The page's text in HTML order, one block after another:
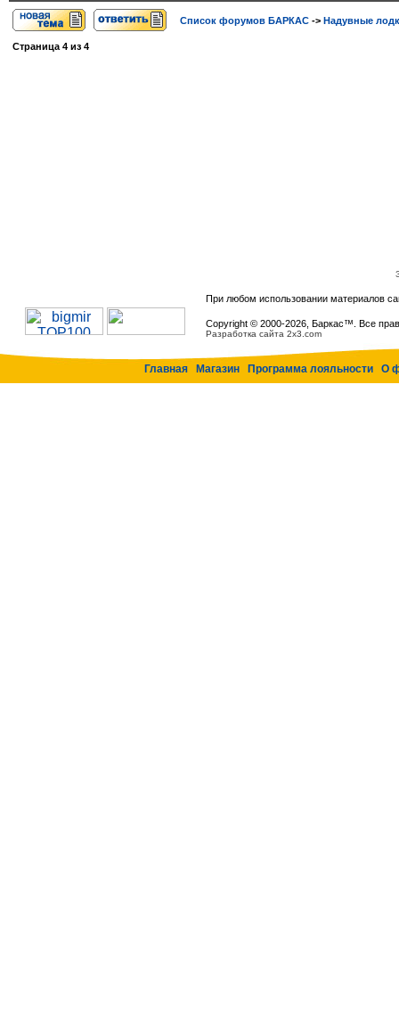
Список форумов БАРКАС -> Надувные
Страница 4 из 4
При любом использовании материалов
Copyright © 2000-2026, Баркас™. Все
Разработка сайта 2x3.com
Главная Магазин Программа лояльности О